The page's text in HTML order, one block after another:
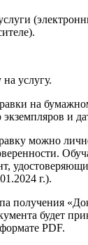
на услугу.
на
экземпляров
можно
г.).
получения
будет
PDF.